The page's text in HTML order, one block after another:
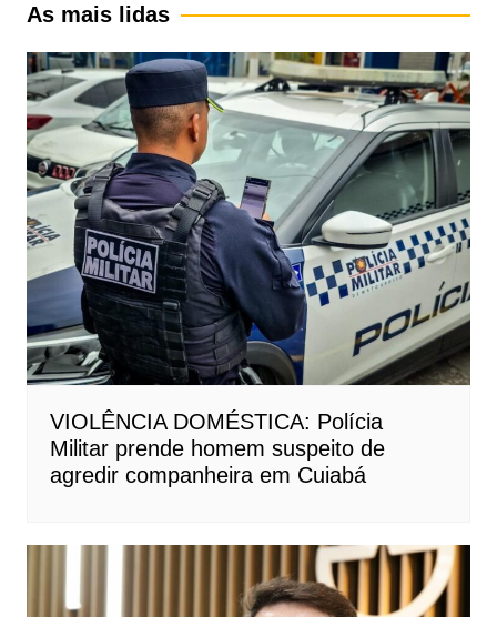
As mais lidas
VIOLÊNCIA DOMÉSTICA: Polícia
Militar prende homem suspeito de
agredir companheira em Cuiabá